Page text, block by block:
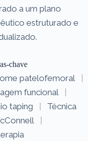
a um plano
estruturado e
chave
patelofemoral
|
funcional
|
taping
|
Técnica
|